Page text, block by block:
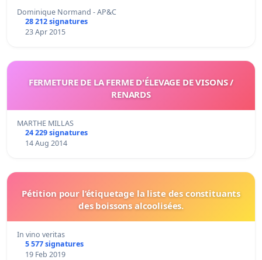
Dominique Normand - AP&C
28 212 signatures
23 Apr 2015
FERMETURE DE LA FERME D'ÉLEVAGE DE VISONS /
RENARDS
MARTHE MILLAS
24 229 signatures
14 Aug 2014
Pétition pour l’étiquetage la liste des constituants
des boissons alcoolisées.
In vino veritas
5 577 signatures
19 Feb 2019